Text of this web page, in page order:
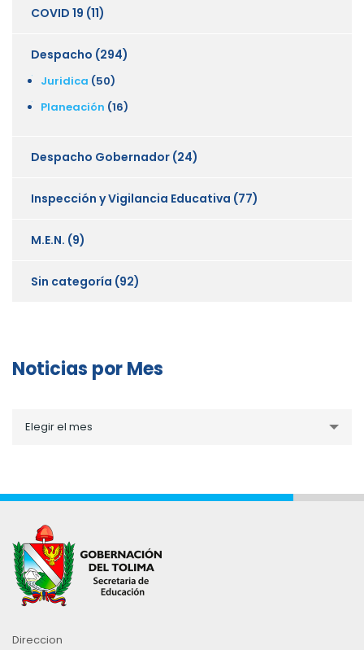
COVID 19 (11)
Despacho (294)
Juridica (50)
Planeación (16)
Despacho Gobernador (24)
Inspección y Vigilancia Educativa (77)
M.E.N. (9)
Sin categoría (92)
Noticias por Mes
porElegir el mes
Direccion